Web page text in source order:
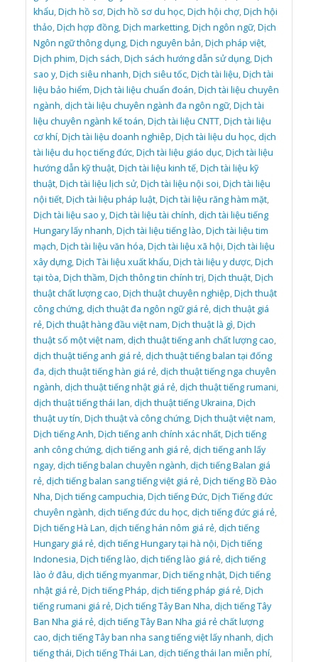
khẩu,Dịch hồ sơ,Dịch hồ sơ du học,Dịch hội chợ,Dịch hội
thảo,Dịch hợp đồng,Dịch marketting,Dịch ngôn ngữ,Dịch
Ngôn ngữ thông dụng,Dịch nguyên bản,Dịch pháp việt,
Dịch phim,Dịch sách,Dịch sách hướng dẫn sử dụng,Dịch
sao y,Dịch siêu nhanh,Dịch siêu tốc,Dịch tài liệu,Dịch tài
liệu bảo hiểm,Dịch tài liệu chuẩn đoán,Dịch tài liệu chuyên
ngành,dịch tài liệu chuyên ngành đa ngôn ngữ,Dịch tài
liệu chuyên ngành kế toán,Dịch tài liệu CNTT,Dịch tài liệu
cơ khí,Dịch tài liệu doanh nghiêp,Dịch tài liệu du học,dịch
tài liệu du học tiếng đức,Dịch tài liệu giáo dục,Dịch tài liệu
hướng dẫn kỹ thuật,Dịch tài liệu kinh tế,Dịch tài liệu kỹ
thuật,Dịch tài liệu lịch sử,Dịch tài liệu nội soi,Dịch tài liệu
nội tiết,Dịch tài liệu pháp luật,Dịch tài liệu răng hàm mặt,
Dịch tài liệu sao y,Dịch tài liệu tài chính,dịch tài liệu tiếng
Hungary lấy nhanh,Dịch tài liệu tiếng lào,Dịch tài liệu tim
mạch,Dịch tài liệu văn hóa,Dịch tài liệu xã hội,Dịch tài liệu
xây dựng,Dịch Tài liệu xuất khẩu,Dịch tài liệu y dược,Dịch
tại tòa,Dịch thầm,Dịch thông tin chính trị,Dịch thuật,Dịch
thuật chất lượng cao,Dịch thuật chuyên nghiệp,Dịch thuật
công chứng,dịch thuật đa ngôn ngữ giá rẻ,dịch thuật giá
rẻ,Dịch thuật hàng đầu việt nam,Dịch thuật là gì,Dịch
thuật số một việt nam,dịch thuật tiếng anh chất lượng cao,
dịch thuật tiếng anh giá rẻ,dịch thuật tiếng balan tại đống
đa,dịch thuật tiếng hàn giá rẻ,dịch thuật tiếng nga chuyên
ngành,dịch thuật tiếng nhật giá rẻ,dịch thuật tiếng rumani,
dịch thuật tiếng thái lan,dịch thuật tiếng Ukraina,Dịch
thuật uy tín,Dịch thuật và công chứng,Dịch thuật việt nam,
Dịch tiếng Anh,Dịch tiếng anh chính xác nhất,Dịch tiếng
anh công chứng,dịch tiếng anh giá rẻ,dịch tiếng anh lấy
ngay,dịch tiếng balan chuyên ngành,dịch tiếng Balan giá
rẻ,dịch tiếng balan sang tiếng việt giá rẻ,Dịch tiếng Bồ Đào
Nha,Dịch tiếng campuchia,Dịch tiếng Đức,Dịch Tiếng đức
chuyên ngành,dịch tiếng đức du học,dịch tiếng đức giá rẻ,
Dịch tiếng Hà Lan,dịch tiếng hán nôm giá rẻ,dịch tiếng
Hungary giá rẻ,dịch tiếng Hungary tại hà nội,Dịch tiếng
Indonesia,Dịch tiếng lào,dịch tiếng lào giá rẻ,dịch tiếng
lào ở đâu,dịch tiếng myanmar,Dịch tiếng nhật,Dịch tiếng
nhật giá rẻ,Dịch tiếng Pháp,dịch tiếng pháp giá rẻ,Dịch
tiếng rumani giá rẻ,Dịch tiếng Tây Ban Nha,dịch tiếng Tây
Ban Nha giá rẻ,dịch tiếng Tây Ban Nha giá rẻ chất lượng
cao,dịch tiếng Tây ban nha sang tiếng việt lấy nhanh,dịch
tiếng thái,Dịch tiếng Thái Lan,dịch tiếng thái lan miễn phí,